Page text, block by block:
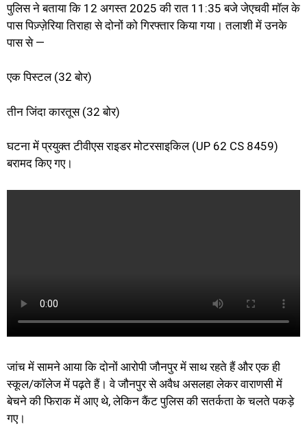
पुलिस ने बताया कि 12 अगस्त 2025 की रात 11:35 बजे जेएचवी मॉल के
पास पिज़्ज़ेरिया तिराहा से दोनों को गिरफ्तार किया गया। तलाशी में उनके
पास से —
एक पिस्टल (32 बोर)
तीन जिंदा कारतूस (32 बोर)
घटना में प्रयुक्त टीवीएस राइडर मोटरसाइकिल (UP 62 CS 8459)
बरामद किए गए।
जांच में सामने आया कि दोनों आरोपी जौनपुर में साथ रहते हैं और एक ही
स्कूल/कॉलेज में पढ़ते हैं। वे जौनपुर से अवैध असलहा लेकर वाराणसी में
बेचने की फिराक में आए थे, लेकिन कैंट पुलिस की सतर्कता के चलते पकड़े
गए।